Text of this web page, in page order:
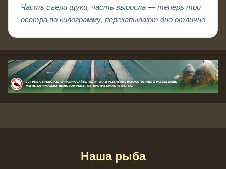
Часть съели щуки, часть выросла — теперь три
осетра по килограмму, перекапывают дно отлично
Наша рыба